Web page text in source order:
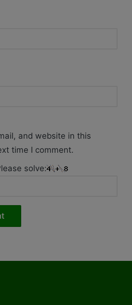
and website in this
time I comment.
solve: